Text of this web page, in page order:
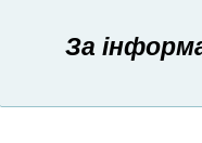
За